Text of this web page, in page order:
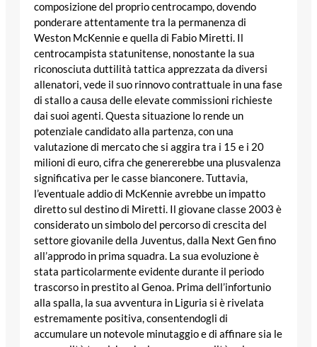
composizione del proprio centrocampo, dovendo
ponderare attentamente tra la permanenza di
Weston McKennie e quella di Fabio Miretti. Il
centrocampista statunitense, nonostante la sua
riconosciuta duttilità tattica apprezzata da diversi
allenatori, vede il suo rinnovo contrattuale in una fase
di stallo a causa delle elevate commissioni richieste
dai suoi agenti. Questa situazione lo rende un
potenziale candidato alla partenza, con una
valutazione di mercato che si aggira tra i 15 e i 20
milioni di euro, cifra che genererebbe una plusvalenza
significativa per le casse bianconere. Tuttavia,
l’eventuale addio di McKennie avrebbe un impatto
diretto sul destino di Miretti. Il giovane classe 2003 è
considerato un simbolo del percorso di crescita del
settore giovanile della Juventus, dalla Next Gen fino
all’approdo in prima squadra. La sua evoluzione è
stata particolarmente evidente durante il periodo
trascorso in prestito al Genoa. Prima dell’infortunio
alla spalla, la sua avventura in Liguria si è rivelata
estremamente positiva, consentendogli di
accumulare un notevole minutaggio e di affinare sia le